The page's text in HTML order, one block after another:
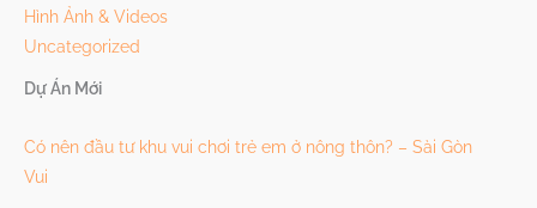
Hình Ảnh & Videos
Uncategorized
Dự Án Mới
Có nên đầu tư khu vui chơi trẻ em ở nông thôn? – Sài Gòn
Vui